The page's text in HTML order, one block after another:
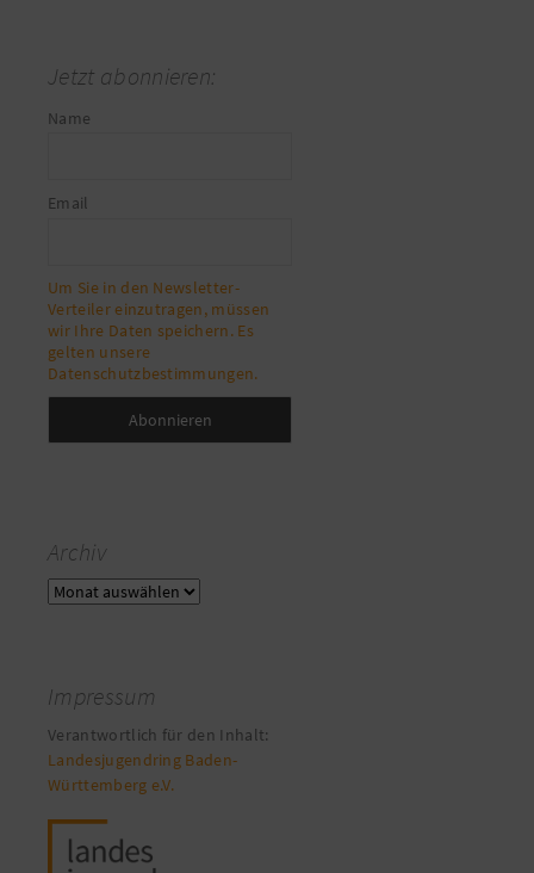
Jetzt abonnieren:
Name
Email
Um Sie in den Newsletter-
Verteiler einzutragen, müssen
wir Ihre Daten speichern. Es
gelten unsere
Datenschutzbestimmungen.
Archiv
Archiv
Impressum
Verantwortlich für den Inhalt:
Landesjugendring Baden-
Württemberg e.V.